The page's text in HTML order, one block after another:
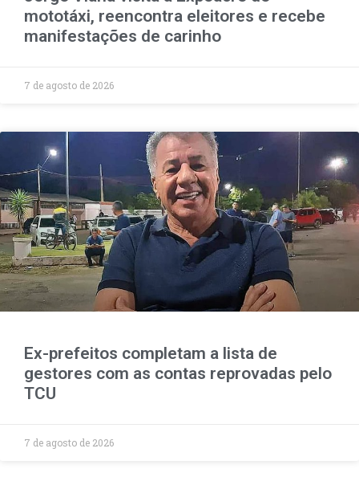
mototáxi, reencontra eleitores e recebe
manifestações de carinho
7 de agosto de 2026
Ex-prefeitos completam a lista de
gestores com as contas reprovadas pelo
TCU
7 de agosto de 2026